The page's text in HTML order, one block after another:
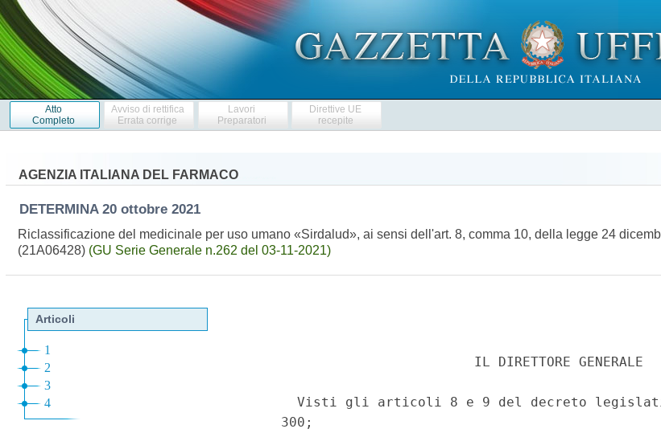
Atto
Completo
Avviso di rettifica
Errata corrige
Lavori
Preparatori
Direttive UE
recepite
AGENZIA ITALIANA DEL FARMACO
DETERMINA 20 ottobre 2021
Riclassificazione del medicinale per uso umano «Sirdalud», ai sensi dell'art. 8, comma 10, della legge 24
(21A06428) (GU Serie Generale n.262 del 03-11-2021)